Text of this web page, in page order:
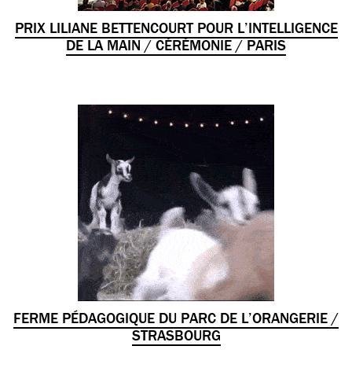
PRIX LILIANE BETTENCOURT POUR L’INTELLIGENCE
DE LA MAIN / CÉRÉMONIE / PARIS
FERME PÉDAGOGIQUE DU PARC DE L’ORANGERIE /
STRASBOURG